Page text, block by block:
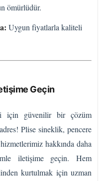
ömürlüdür.
Uygun fiyatlarla kaliteli
Geçin
için güvenilir bir çözüm
Plise sineklik, pencere
hakkında daha
iletişime geçin. Hem
kurtulmak için uzman